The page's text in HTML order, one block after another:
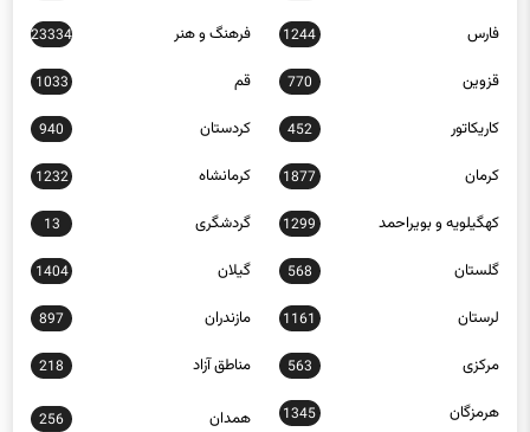
فارس 1244 فرهنگ و هنر 23334
قزوین 770 قم 1033
کاریکاتور 452 کردستان 940
کرمان 1877 کرمانشاه 1232
کهگیلویه و بویراحمد 1299 گردشگری 13
گلستان 568 گیلان 1404
لرستان 1161 مازندران 897
مرکزی 563 مناطق آزاد 218
هرمزگان 1345 همدان 256